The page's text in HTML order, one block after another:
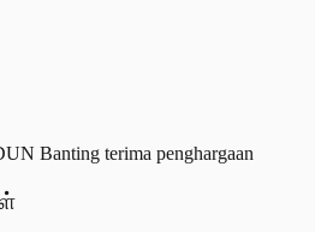
Banting terima penghargaan